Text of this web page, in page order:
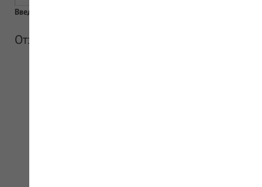
Введен пустой поисковый запрос
Отзывы об аптеке